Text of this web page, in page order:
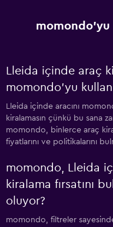
momondo'yu
Lleida içinde araç
momondo'yu
Lleida içinde aracını
kiralamasın çünkü bu sana
momondo, binlerce araç
fiyatlarını ve politikalarını
momondo, Lleida
kiralama fırsatını
oluyor?
momondo, filtreler